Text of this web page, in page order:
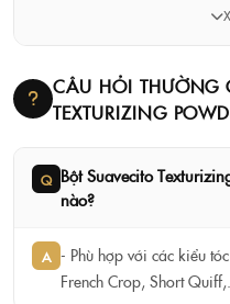
CÂU HỎI THƯỜNG
TEXTURIZING
Q Bột Suavecito
nào?
A - Phù hợp với các kiểu
French Crop, Short